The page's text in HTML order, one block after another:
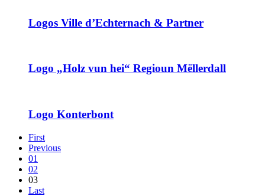
Logos Ville d’Echternach & Partner
Logo „Holz vun hei“ Regioun Mëllerdall
Logo Konterbont
First
Previous
01
02
03
Last